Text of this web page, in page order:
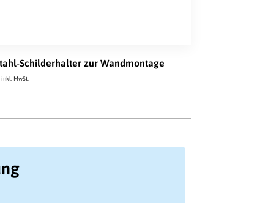
Schilderhalter zur Wandmontage
inkl. MwSt.